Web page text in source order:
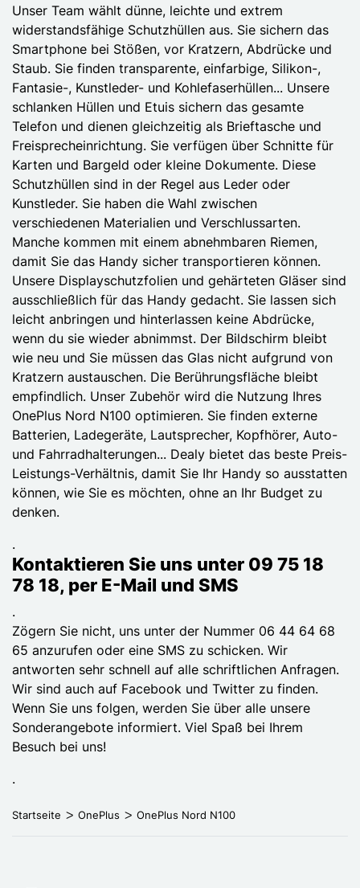
Unser Team wählt dünne, leichte und extrem
widerstandsfähige Schutzhüllen aus. Sie sichern das
Smartphone bei Stößen, vor Kratzern, Abdrücke und
Staub. Sie finden transparente, einfarbige, Silikon-,
Fantasie-, Kunstleder- und Kohlefaserhüllen... Unsere
schlanken Hüllen und Etuis sichern das gesamte
Telefon und dienen gleichzeitig als Brieftasche und
Freisprecheinrichtung. Sie verfügen über Schnitte für
Karten und Bargeld oder kleine Dokumente. Diese
Schutzhüllen sind in der Regel aus Leder oder
Kunstleder. Sie haben die Wahl zwischen
verschiedenen Materialien und Verschlussarten.
Manche kommen mit einem abnehmbaren Riemen,
damit Sie das Handy sicher transportieren können.
Unsere Displayschutzfolien und gehärteten Gläser sind
ausschließlich für das Handy gedacht. Sie lassen sich
leicht anbringen und hinterlassen keine Abdrücke,
wenn du sie wieder abnimmst. Der Bildschirm bleibt
wie neu und Sie müssen das Glas nicht aufgrund von
Kratzern austauschen. Die Berührungsfläche bleibt
empfindlich. Unser Zubehör wird die Nutzung Ihres
OnePlus Nord N100 optimieren. Sie finden externe
Batterien, Ladegeräte, Lautsprecher, Kopfhörer, Auto-
und Fahrradhalterungen... Dealy bietet das beste Preis-
Leistungs-Verhältnis, damit Sie Ihr Handy so ausstatten
können, wie Sie es möchten, ohne an Ihr Budget zu
denken.
.
Kontaktieren Sie uns unter 09 75 18
78 18, per E-Mail und SMS
.
Zögern Sie nicht, uns unter der Nummer 06 44 64 68
65 anzurufen oder eine SMS zu schicken. Wir
antworten sehr schnell auf alle schriftlichen Anfragen.
Wir sind auch auf Facebook und Twitter zu finden.
Wenn Sie uns folgen, werden Sie über alle unsere
Sonderangebote informiert. Viel Spaß bei Ihrem
Besuch bei uns!
.
Startseite OnePlus OnePlus Nord N100